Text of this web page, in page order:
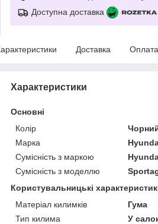
Доступна доставка
Доставка Оплата
Характеристики
Основні
Колір
Марка
Сумісність з маркою
Сумісність з моделлю
Користувальницькі
Матеріал килимків
Гума
Тип килима
У